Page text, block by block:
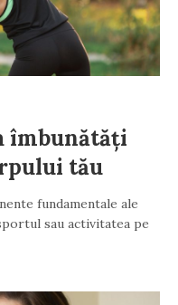
îmbunătăți
tău
fundamentale ale
sau activitatea pe